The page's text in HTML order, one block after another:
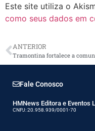
Este site utiliza o
como seus dados em
ANTERIOR
Fale Conosco
HMNews Editora e Eventos
CNPJ: 20.958.939/0001-70